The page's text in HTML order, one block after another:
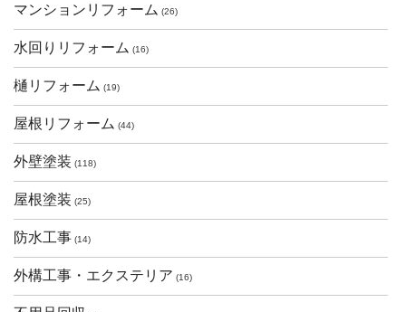
マンションリフォーム (26)
水回りリフォーム (16)
樋リフォーム (19)
屋根リフォーム (44)
外壁塗装 (118)
屋根塗装 (25)
防水工事 (14)
外構工事・エクステリア (16)